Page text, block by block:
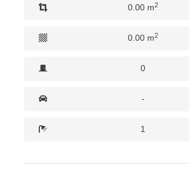
0.00 m2
0.00 m2
0
-
1